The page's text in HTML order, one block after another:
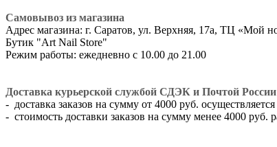
Самовывоз из магазина
Адрес магазина: г. Саратов, ул. Верхняя, 17а, ТЦ «Мой
​Бутик "Art Nail Store"
Режим работы: ежедневно с 10.00 до 21.00
Доставка курьерской службой СДЭК и Почтой России
- доставка заказов на сумму от 4000 руб.
- стоимость доставки заказов на сумму менее 4000